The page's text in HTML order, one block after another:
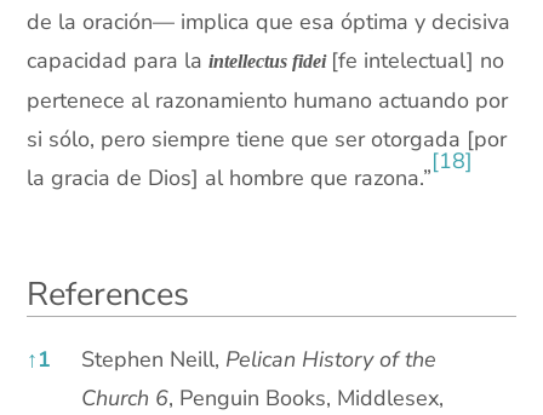
de la oración— implica que esa óptima y decisiva
capacidad para laintellectus fidei [fe intelectual] no
pertenece al razonamiento humano actuando por
si sólo, pero siempre tiene que ser otorgada [por
la gracia de Dios] al hombre que razona.”
[18]
References
References
↑1 Stephen Neill, Pelican History of the
Church 6, Penguin Books, Middlesex,